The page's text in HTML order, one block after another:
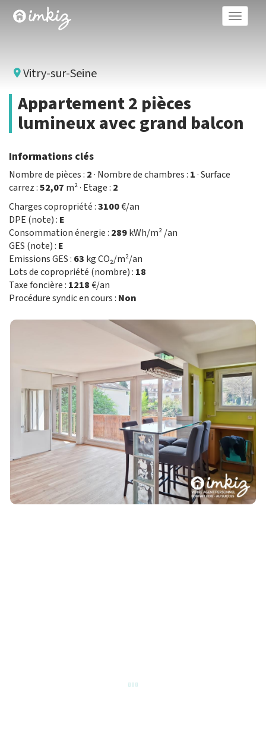
Toggle
Vitry-sur-Seine
Appartement 2 pièces
lumineux avec grand balcon
Informations clés
Nombre de pièces : 2· Nombre de chambres : 1· Surface
carrez :52,07 m² · Etage : 2
Charges copropriété :3100€/an
DPE (note) : E
Consommation énergie : 289kWh/m² /an
GES (note) : E
Emissions GES : 63 kg CO₂/m²/an
Lots de copropriété (nombre) : 18
Taxe foncière : 1218€/an
Procédure syndic en cours : Non